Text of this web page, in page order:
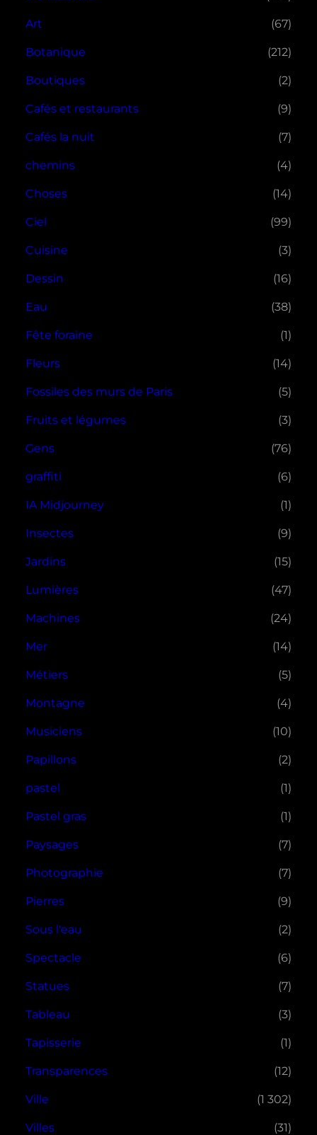
Art (67)
Botanique (212)
Boutiques (2)
Cafés et restaurants (9)
Cafés la nuit (7)
chemins (4)
Choses (14)
Ciel (99)
Cuisine (3)
Dessin (16)
Eau (38)
Fête foraine (1)
Fleurs (14)
Fossiles des murs de Paris (5)
Fruits et légumes (3)
Gens (76)
graffiti (6)
IA Midjourney (1)
Insectes (9)
Jardins (15)
Lumières (47)
Machines (24)
Mer (14)
Métiers (5)
Montagne (4)
Musiciens (10)
Papillons (2)
pastel (1)
Pastel gras (1)
Paysages (7)
Photographie (7)
Pierres (9)
Sous l'eau (2)
Spectacle (6)
Statues (7)
Tableau (3)
Tapisserie (1)
Transparences (12)
Ville (1 302)
Villes (31)